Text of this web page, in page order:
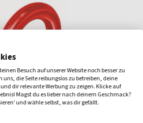
Besuch auf unserer Website noch besser zu
uns, die Seite reibungslos zu betreiben, deine
dir relevante Werbung zu zeigen. Klicke auf
Magst du es lieber nach deinem Geschmack?
und wähle selbst, was dir gefällt.